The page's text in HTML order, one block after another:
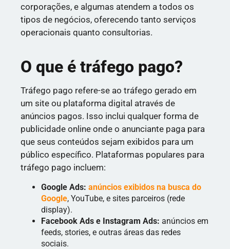
corporações, e algumas atendem a todos os
tipos de negócios, oferecendo tanto serviços
operacionais quanto consultorias.
O que é tráfego pago?
Tráfego pago refere-se ao tráfego gerado em
um site ou plataforma digital através de
anúncios pagos. Isso inclui qualquer forma de
publicidade online onde o anunciante paga para
que seus conteúdos sejam exibidos para um
público específico. Plataformas populares para
tráfego pago incluem:
Google Ads: anúncios exibidos na busca do
Google, YouTube, e sites parceiros (rede
display).
Facebook Ads e Instagram Ads: anúncios em
feeds, stories, e outras áreas das redes
sociais.